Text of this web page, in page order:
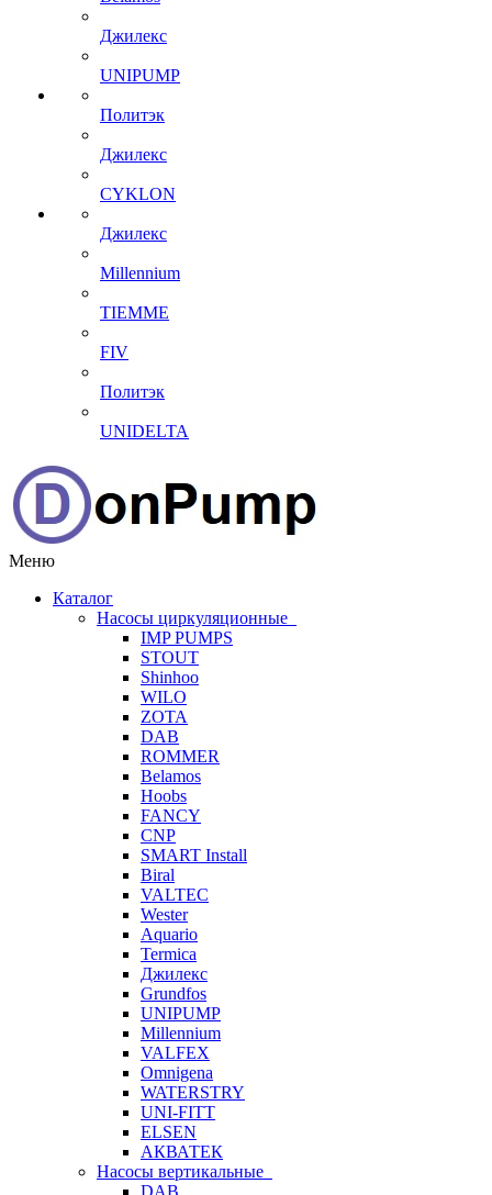
Джилекс
UNIPUMP
Политэк
Джилекс
CYKLON
Джилекс
Millennium
TIEMME
FIV
Политэк
UNIDELTA
Меню
Каталог
Насосы циркуляционные
IMP PUMPS
STOUT
Shinhoo
WILO
ZOTA
DAB
ROMMER
Belamos
Hoobs
FANCY
CNP
SMART Install
Biral
VALTEC
Wester
Aquario
Termica
Джилекс
Grundfos
UNIPUMP
Millennium
VALFEX
Omnigena
WATERSTRY
UNI-FITT
ELSEN
АКВАТЕК
Насосы вертикальные
DAB